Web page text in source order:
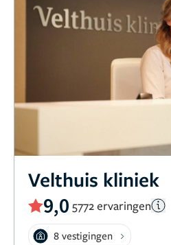
Velthuis kliniek
9,0 5772 ervaringen
8 vestigingen